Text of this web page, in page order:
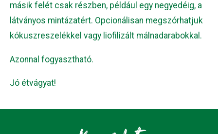
másik felét csak részben, például egy negyedéig, a
látványos mintázatért. Opcionálisan megszórhatjuk
kókuszreszelékkel vagy liofilizált málnadarabokkal.
Azonnal fogyasztható.
Jó étvágyat!